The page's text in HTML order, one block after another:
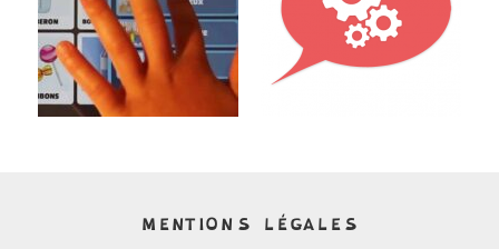
MENTIONS LÉGALES